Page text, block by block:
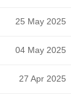
25 May 2025
04 May 2025
27 Apr 2025